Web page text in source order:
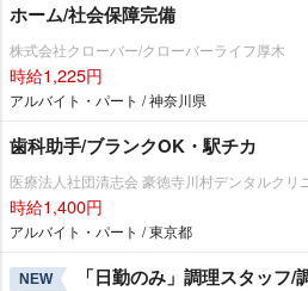
ホーム/社会保障完備
株式会社クローバー/クローバーライフ厚木
時給1,225円
アルバイト・パート / 神奈川県
歯科助手/ブランクOK・駅チカ
医療法人社団清志会 豪徳寺川村デンタルクリ
時給1,400円
アルバイト・パート / 東京都
NEW
「日勤のみ」調理スタッフ